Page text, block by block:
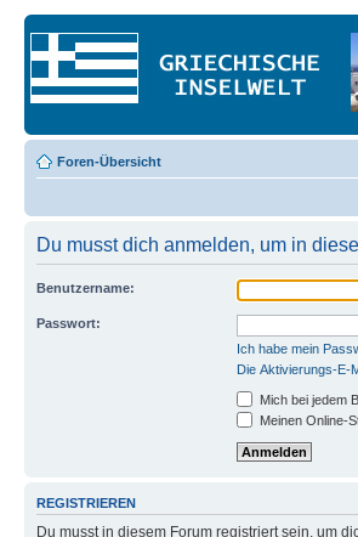
Foren-Übersicht
Du musst dich anmelden, um in
Benutzername:
Passwort:
Ich habe mein
Die Aktivierungs-E-
Mich bei jedem
Meinen Online-
REGISTRIEREN
Du musst in diesem Forum registriert sein, um